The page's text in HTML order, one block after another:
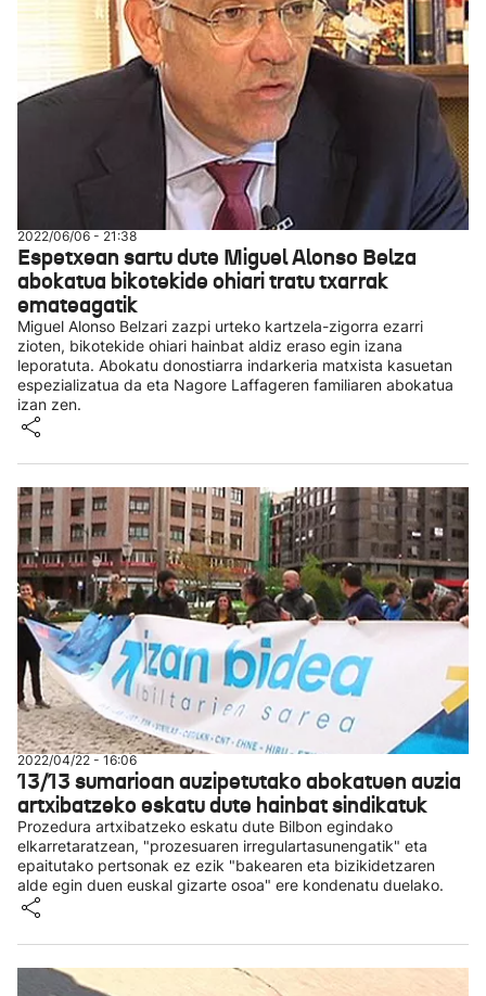
2022/06/06 - 21:38
Espetxean sartu dute Miguel Alonso Belza
abokatua bikotekide ohiari tratu txarrak
emateagatik
Miguel Alonso Belzari zazpi urteko kartzela-zigorra ezarri
zioten, bikotekide ohiari hainbat aldiz eraso egin izana
leporatuta. Abokatu donostiarra indarkeria matxista kasuetan
espezializatua da eta Nagore Laffageren familiaren abokatua
izan zen.
2022/04/22 - 16:06
13/13 sumarioan auzipetutako abokatuen auzia
artxibatzeko eskatu dute hainbat sindikatuk
Prozedura artxibatzeko eskatu dute Bilbon egindako
elkarretaratzean, "prozesuaren irregulartasunengatik" eta
epaitutako pertsonak ez ezik "bakearen eta bizikidetzaren
alde egin duen euskal gizarte osoa" ere kondenatu duelako.